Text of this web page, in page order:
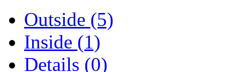
Outside (5)
Inside (1)
Details (0)